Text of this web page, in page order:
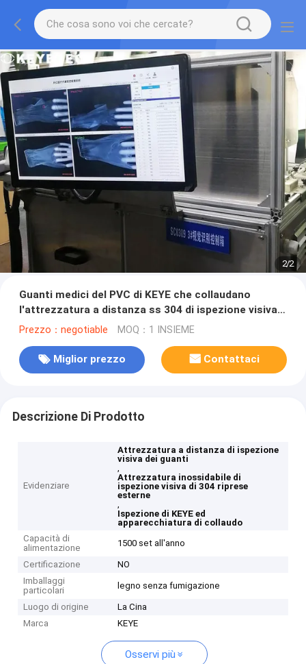
2/2
Guanti medici del PVC di KEYE che collaudano
l'attrezzatura a distanza ss 304 di ispezione visiva
materiale
Prezzo：negotiable MOQ：1 INSIEME
Miglior prezzo Contattaci
Descrizione Di Prodotto
Evidenziare
Attrezzatura a distanza di ispezione
visiva dei guanti
,
Attrezzatura inossidabile di
ispezione visiva di 304 riprese
esterne
,
Ispezione di KEYE ed
apparecchiatura di collaudo
Capacità di
alimentazione
1500 set all'anno
Certificazione
NO
Imballaggi
particolari
legno senza fumigazione
Luogo di origine
La Cina
Marca
KEYE
Osservi più